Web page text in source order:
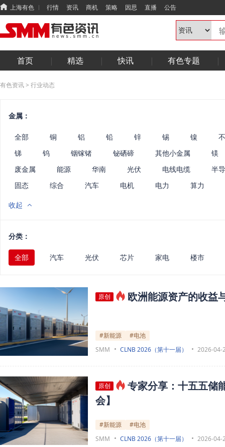
上海有色 行情 资讯 商机 策略 因思 直播 公告
首页 精选 快讯 有色专题
有色资讯> 行业动态
金属：
全部 铜 铝 铅 锌 锡 镍
锑
钨 铟镓锗 铋硒碲 其他小金属
镁
废金属
能源 华南 光伏 电线电缆
半
固态
综合 汽车 电机 电力 算力
收起
分类：
全部 汽车 光伏 芯片 家电 楼市
原创 欧洲能源资产的收益
#新能源
#电池
SMM
CLNB 2026（第十一届） 2026-04-
原创
专家分享：十五五储
会】
#新能源
#电池
SMM
CLNB 2026（第十一届） 2026-04-